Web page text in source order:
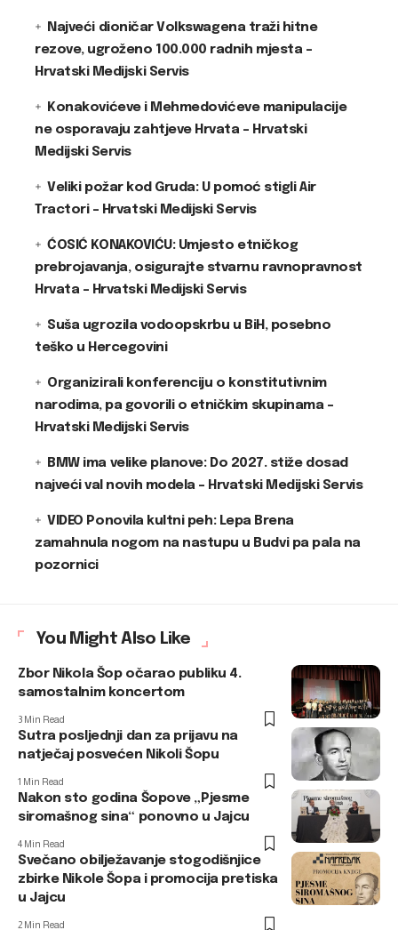
Najveći dioničar Volkswagena traži hitne
rezove, ugroženo 100.000 radnih mjesta –
Hrvatski Medijski Servis
Konakovićeve i Mehmedovićeve manipulacije
ne osporavaju zahtjeve Hrvata – Hrvatski
Medijski Servis
Veliki požar kod Gruda: U pomoć stigli Air
Tractori – Hrvatski Medijski Servis
ĆOSIĆ KONAKOVIĆU: Umjesto etničkog
prebrojavanja, osigurajte stvarnu ravnopravnost
Hrvata – Hrvatski Medijski Servis
Suša ugrozila vodoopskrbu u BiH, posebno
teško u Hercegovini
Organizirali konferenciju o konstitutivnim
narodima, pa govorili o etničkim skupinama –
Hrvatski Medijski Servis
BMW ima velike planove: Do 2027. stiže dosad
najveći val novih modela – Hrvatski Medijski Servis
VIDEO Ponovila kultni peh: Lepa Brena
zamahnula nogom na nastupu u Budvi pa pala na
pozornici
You Might Also Like
Zbor Nikola Šop očarao publiku 4.
samostalnim koncertom
3 Min Read
Sutra posljednji dan za prijavu na
natječaj posvećen Nikoli Šopu
1 Min Read
Nakon sto godina Šopove „Pjesme
siromašnog sina“ ponovno u Jajcu
4 Min Read
Svečano obilježavanje stogodišnjice
zbirke Nikole Šopa i promocija pretiska
u Jajcu
2 Min Read